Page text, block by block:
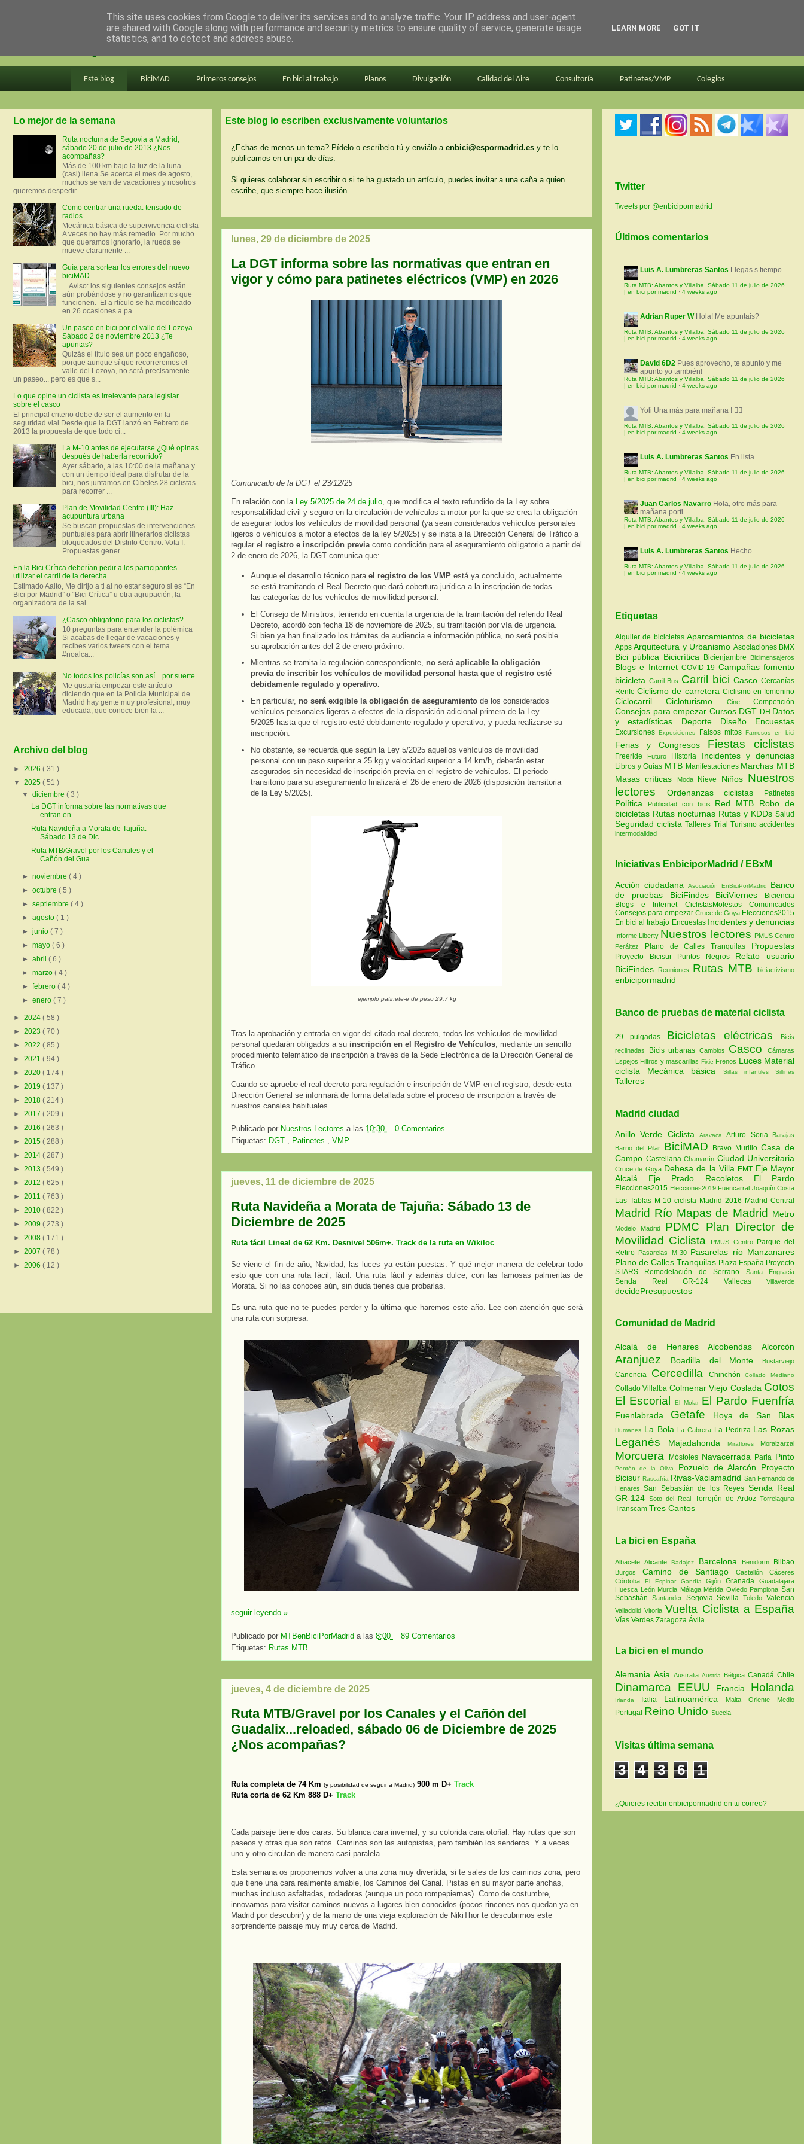
en bici por madrid
Este blog BiciMAD Primeros consejos En bici al trabajo Planos Divulgación Calidad del Aire Consultoría Patinetes/VMP Colegios
Este blog lo escriben exclusivamente voluntarios
¿Echas de menos un tema? Pídelo o escríbelo tú y enviálo a enbici@espormadrid.es y te lo
publicamos en un par de días.
Si quieres colaborar sin escribir o si te ha gustado un artículo, puedes invitar a una caña a quien
escribe, que siempre hace ilusión.
lunes, 29 de diciembre de 2025
La DGT informa sobre las normativas que entran en
vigor y cómo para patinetes eléctricos (VMP) en 2026
Comunicado de la DGT el 23/12/25
En relación con la Ley 5/2025 de 24 de julio , que modifica el texto refundido de la Ley sobre
responsabilidad civil y seguro en la circulación de vehículos a motor por la que se crea la obligación
de asegurar todos los vehículos de movilidad personal (ya sean considerados vehículos personales
ligeros o vehículos a motor a efectos de la ley 5/2025) y se insta a la Dirección General de Tráfico a
regular el registro e inscripción previa como condición para el aseguramiento obligatorio a partir del
2 de enero de 2026, la DGT comunica que:
Aunque el desarrollo técnico parael registro de los VMPestá ya concluido, actualmente
se está tramitando el Real Decreto que dará cobertura jurídica a la inscripción de todas
las categorías de los vehículos de movilidad personal.
El Consejo de Ministros, teniendo en cuenta la urgencia de la tramitación del referido Real
Decreto, acordó con fecha 18 de noviembre de 2025, su tramitación por vía de urgencia.
Si bien ya han finalizado los trámites de audiencia e información pública, no será posible
su aprobación antes del 2 de enero próximo.
Mientras se tramita la regulación correspondiente, no será aplicable la obligación
previa de inscribir los vehículos de movilidad personal hasta que el registro esté
debidamente regulado y operativo.
En particular, no será exigible la obligación de aseguramiento de los considerados
vehículos personales ligeros a efectos de la disposición adicional primera de la Ley
5/2025 hasta que el registro esté debidamente regulado y operativo, y pueda realizarse su
inscripción.
No obstante, se recuerda que según la Ley 5/2025 aquellos vehículos de movilidad
personal con un peso superior a 25 kg y velocidad superior a 14 km/h, deberán estar
asegurados sin necesidad de inscripción previa en el registro de vehículos. El periodo
transitorio para su aseguramiento finalizará el 26 de enero de 2026 (disposición transitoria
de la Ley 5/2025).
ejemplo patinete-e de peso 29,7 kg
Tras la aprobación y entrada en vigor del citado real decreto, todos los vehículos de movilidad
personal quedarán obligados a su inscripción en el Registro de Vehículos , mediante un sencillo
procedimiento telemático de inscripción a través de la Sede Electrónica de la Dirección General de
Tráfico.
Cuando se apruebe el real decreto para regulación e inscripción de VMP en el registro, desde esta
Dirección General se informará de forma detallada sobre el proceso de inscripción a través de
nuestros canales habituales.
Publicado por Nuestros Lectores a las 10:30
0 Comentarios
Etiquetas: DGT , Patinetes , VMP
jueves, 11 de diciembre de 2025
Ruta Navideña a Morata de Tajuña: Sábado 13 de
Diciembre de 2025
Ruta fácil Lineal de 62 Km. Desnivel 506m+. Track de la ruta en Wikiloc
Se viene el fin de año, Navidad, las luces ya están puestas. Y qué mejor manera de celebrar todo
esto que con una ruta fácil, fácil. Una ruta fácil y además dulce, con las famosas palmeritas de
Morata. Si no las conoces aún, sin duda tienes que probarlas.
Es una ruta que no te puedes perder y la última que haremos este año. Lee con atención que será
una ruta con sorpresa.
seguir leyendo »
Publicado por MTBenBiciPorMadrid a las 8:00
89 Comentarios
Etiquetas: Rutas MTB
jueves, 4 de diciembre de 2025
Ruta MTB/Gravel por los Canales y el Cañón del
Guadalix...reloaded, sábado 06 de Diciembre de 2025
¿Nos acompañas?
Ruta completa de 74 Km (y posibilidad de seguir a Madrid) 900 m D+ Track
Ruta corta de 62 Km 888 D+ Track
Cada paisaje tiene dos caras. Su blanca cara invernal, y su colorida cara otoñal. Hay rutas que son
paseos y otras que son retos. Caminos son las autopistas, pero también los senderos. Y a veces
uno y otro circulan de manera casi paralela.
Esta semana os proponemos volver a una zona muy divertida, si te sales de los caminos zona, pero
que tiene una cara realmente amable, los Caminos del Canal. Pistas en su mayor parte anchas,
muchas incluso asfaltadas, rodadoras (aunque un poco rompepiernas). Como de costumbre,
innovamos para visitar caminos nuevos a lugares bien conocidos (pocos rincones nos quedan ya en
Madrid por descubrir) y de la mano de una vieja exploración de NikiThor te descubrimos este
sorprendente paisaje muy muy cerca de Madrid.
Lo mejor de la semana
Ruta nocturna de Segovia a Madrid,
sábado 20 de julio de 2013 ¿Nos
acompañas?
Más de 100 km bajo la luz de la luna
(casi) llena Se acerca el mes de agosto,
muchos se van de vacaciones y nosotros
queremos despedir ...
Como centrar una rueda: tensado de
radios
Mecánica básica de supervivencia ciclista
A veces no hay más remedio. Por mucho
que queramos ignorarlo, la rueda se
mueve claramente ...
Guía para sortear los errores del nuevo
biciMAD
Aviso: los siguientes consejos están
aún probándose y no garantizamos que
funcionen. El a rtículo se ha modificado
en 26 ocasiones a pa...
Un paseo en bici por el valle del Lozoya.
Sábado 2 de noviembre 2013 ¿Te
apuntas?
Quizás el título sea un poco engañoso,
porque aunque sí que recorreremos el
valle del Lozoya, no será precisamente
un paseo... pero es que s...
Lo que opine un ciclista es irrelevante para legislar
sobre el casco
El principal criterio debe de ser el aumento en la
seguridad vial Desde que la DGT lanzó en Febrero de
2013 la propuesta de que todo ci...
La M-10 antes de ejecutarse ¿Qué opinas
después de haberla recorrido?
Ayer sábado, a las 10:00 de la mañana y
con un tiempo ideal para disfrutar de la
bici, nos juntamos en Cibeles 28 ciclistas
para recorrer ...
Plan de Movilidad Centro (III): Haz
acupuntura urbana
Se buscan propuestas de intervenciones
puntuales para abrir itinerarios ciclistas
bloqueados del Distrito Centro. Vota I.
Propuestas gener...
En la Bici Crítica deberían pedir a los participantes
utilizar el carril de la derecha
Estimado Aalto, Me dirijo a ti al no estar seguro si es “En
Bici por Madrid” o “Bici Crítica” u otra agrupación, la
organizadora de la sal...
¿Casco obligatorio para los ciclistas?
10 preguntas para entender la polémica
Si acabas de llegar de vacaciones y
recibes varios tweets con el tema
#noalca...
No todos los policías son así... por suerte
Me gustaría empezar este artículo
diciendo que en la Policía Municipal de
Madrid hay gente muy profesional, muy
educada, que conoce bien la ...
Archivo del blog
► 2026 ( 31 )
▼ 2025 ( 51 )
▼diciembre( 3 )
La DGT informa sobre las normativas que
entran en ...
Ruta Navideña a Morata de Tajuña:
Sábado 13 de Dic...
Ruta MTB/Gravel por los Canales y el
Cañón del Gua...
►noviembre( 4 )
►octubre( 5 )
►septiembre( 4 )
►agosto( 1 )
►junio( 7 )
►mayo( 6 )
►abril( 6 )
►marzo( 4 )
►febrero( 4 )
►enero( 7 )
► 2024 ( 58 )
► 2023 ( 70 )
► 2022 ( 85 )
► 2021 ( 94 )
► 2020 ( 174 )
► 2019 ( 137 )
► 2018 ( 214 )
► 2017 ( 209 )
► 2016 ( 263 )
► 2015 ( 288 )
► 2014 ( 287 )
► 2013 ( 549 )
► 2012 ( 625 )
► 2011 ( 763 )
► 2010 ( 822 )
► 2009 ( 273 )
► 2008 ( 171 )
► 2007 ( 78 )
► 2006 ( 12 )
Twitter
Tweets por @enbicipormadrid
Últimos comentarios
Luis A. Lumbreras Santos Llegas s tiempo
Ruta MTB: Abantos y Villalba. Sábado 11 de julio de 2026
| en bici por madrid · 4 weeks ago
Adrian Ruper W Hola! Me apuntais?
Ruta MTB: Abantos y Villalba. Sábado 11 de julio de 2026
| en bici por madrid · 4 weeks ago
David 6D2 Pues aprovecho, te apunto y me
apunto yo también!
Ruta MTB: Abantos y Villalba. Sábado 11 de julio de 2026
| en bici por madrid · 4 weeks ago
Yoli Una más para mañana ! 🚵‍♀️
Ruta MTB: Abantos y Villalba. Sábado 11 de julio de 2026
| en bici por madrid · 4 weeks ago
Luis A. Lumbreras Santos En lista
Ruta MTB: Abantos y Villalba. Sábado 11 de julio de 2026
| en bici por madrid · 4 weeks ago
Juan Carlos Navarro Hola, otro más para
mañana porfi
Ruta MTB: Abantos y Villalba. Sábado 11 de julio de 2026
| en bici por madrid · 4 weeks ago
Luis A. Lumbreras Santos Hecho
Ruta MTB: Abantos y Villalba. Sábado 11 de julio de 2026
| en bici por madrid · 4 weeks ago
Etiquetas
Alquiler de bicicletasAparcamientos de bicicletas
AppsArquitectura y Urbanismo Asociaciones BMX
Bici pública Bicicrítica Bicienjambre Bicimensajeros
Blogs e InternetCOVID-19 Campañas fomento
bicicleta Carril Bus Carril biciCascoCercanías
RenfeCiclismo de carretera Ciclismo en femenino
CiclocarrilCicloturismo CineCompetición
Consejos para empezar Cursos DGT DH Datos
y estadísticas Deporte Diseño Encuestas
ExcursionesExposiciones Falsos mitosFamosos en bici
Ferias y Congresos Fiestas ciclistas
Freeride Futuro Historia Incidentes y denuncias
Libros y Guías MTB Manifestaciones Marchas MTB
Masas críticas
Moda Nieve Niños Nuestros
lectores
Ordenanzas ciclistas Patinetes
Política Publicidad con bicis Red MTB Robo de
bicicletas Rutas nocturnas Rutas y KDDs Salud
Seguridad ciclistaTalleres Trial Turismoaccidentes
intermodalidad
Iniciativas EnbiciporMadrid / EBxM
Acción ciudadana Asociación EnBiciPorMadrid
Banco
de pruebas
BiciFindes BiciViernes
Biciencia
Blogs e Internet
CiclistasMolestos
Comunicados
Consejos para empezar Cruce de Goya Elecciones2015
En bici al trabajo Encuestas Incidentes y denuncias
Informe Liberty Nuestros lectores
PMUS Centro
Peráltez
Plano de Calles Tranquilas Propuestas
Proyecto Bicisur Puntos Negros
Relato usuario
BiciFindes
Reuniones Rutas MTB biciactivismo
enbicipormadrid
Banco de pruebas de material ciclista
29 pulgadas Bicicletas eléctricas
Bicis
reclinadas
Bicis urbanas Cambios Casco
Cámaras
Espejos Filtros y mascarillas Fixie Frenos Luces Material
ciclista
Mecánica básica Sillas infantiles Sillines
Talleres
Madrid ciudad
Anillo Verde Ciclista AravacaArturo Soria
Barajas
Barrio del Pilar BiciMAD Bravo MurilloCasa de
Campo Castellana Chamartín Ciudad Universitaria
Cruce de Goya Dehesa de la Villa EMT Eje Mayor
Alcalá Eje Prado Recoletos El Pardo
Elecciones2015 Elecciones2019 Fuencarral Joaquín Costa
Las Tablas M-10 ciclista Madrid 2016 Madrid Central
Madrid Río Mapas de Madrid Metro
Modelo Madrid PDMC Plan Director de
Movilidad Ciclista
PMUS Centro Parque del
Retiro Pasarelas M-30 Pasarelas río Manzanares
Plano de Calles Tranquilas Plaza España Proyecto
STARS Remodelación de Serrano Santa Engracia
Senda Real GR-124 Vallecas Villaverde
decidePresupuestos
Comunidad de Madrid
Alcalá de HenaresAlcobendas Alcorcón
Aranjuez Boadilla del Monte Bustarviejo
Canencia Cercedilla ChinchónCollado Mediano
Collado Villalba Colmenar Viejo Coslada Cotos
El EscorialEl Molar El Pardo Fuenfría
Fuenlabrada Getafe Hoya de San Blas
Humanes La Bola La Cabrera La Pedriza Las Rozas
Leganés Majadahonda Miraflores Moralzarzal
Morcuera Móstoles Navacerrada Parla Pinto
Pontón de la Oliva Pozuelo de Alarcón Proyecto
BicisurRascafría Rivas-Vaciamadrid San Fernando de
HenaresSan Sebastián de los Reyes Senda Real
GR-124Soto del Real Torrejón de ArdozTorrelaguna
Transcam Tres Cantos
La bici en España
AlbaceteAlicanteBadajoz Barcelona Benidorm Bilbao
Burgos Camino de SantiagoCastellónCáceres
Córdoba El Espinar GandíaGijónGranadaGuadalajara
Huesca León Murcia Málaga Mérida Oviedo PamplonaSan
Sebastián Santander SegoviaSevillaToledoValencia
ValladolidVitoria Vuelta Ciclista a España
Vías Verdes Zaragoza Ávila
La bici en el mundo
Alemania Asia Australia Austria Bélgica Canadá Chile
Dinamarca EEUU Francia Holanda
Irlanda Italia Latinoamérica Malta Oriente Medio
Portugal Reino Unido Suecia
Visitas última semana
3 4 3 6 1
¿Quieres recibir enbicipormadrid en tu correo?
This site uses cookies from Google to deliver its services and to analyze traffic. Your IP address and user-agent
are shared with Google along with performance and security metrics to ensure quality of service, generate usage
statistics, and to detect and address abuse.
LEARN MORE GOT IT